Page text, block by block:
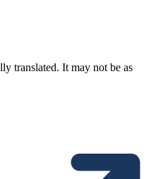
translated. It may not be as